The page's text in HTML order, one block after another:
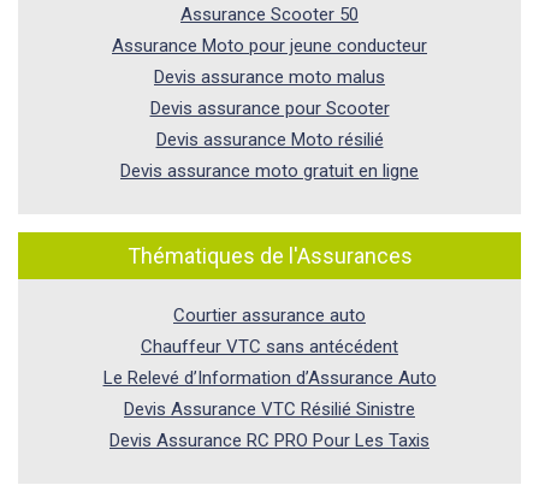
Assurance Scooter 50
Assurance Moto pour jeune conducteur
Devis assurance moto malus
Devis assurance pour Scooter
Devis assurance Moto résilié
Devis assurance moto gratuit en ligne
Thématiques de l'Assurances
Courtier assurance auto
Chauffeur VTC sans antécédent
Le Relevé d’Information d’Assurance Auto
Devis Assurance VTC Résilié Sinistre
Devis Assurance RC PRO Pour Les Taxis